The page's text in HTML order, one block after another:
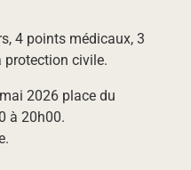
4 points médicaux, 3
protection civile.
2026 place du
à 20h00.